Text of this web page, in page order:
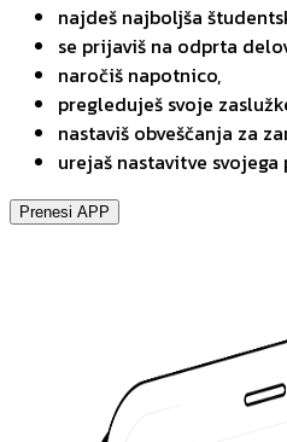
najdeš najboljša
se prijaviš na odprta
naročiš napotnico,
pregleduješ svoje
nastaviš obveščanja za
urejaš nastavitve svojega
Prenesi APP